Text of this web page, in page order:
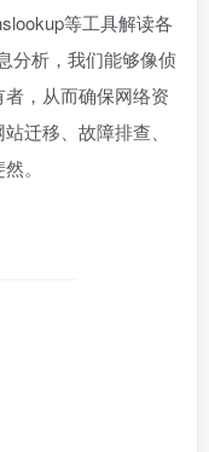
等工具解读各
分析，我们能够像侦
，从而确保网络资
迁移、故障排查、
。